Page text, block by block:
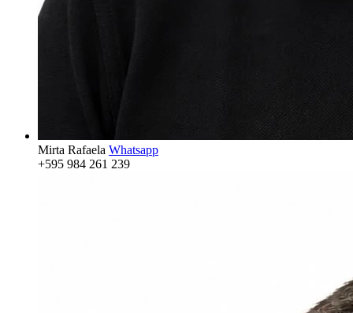
Mirta Rafaela Whatsapp
+595 984 261 239